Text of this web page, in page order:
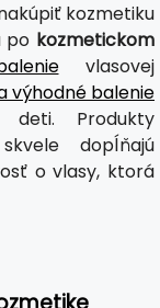
kozmetiku
po kozmetickom
vlasovej
výhodné balenie
Produkty
dopĺňajú
o vlasy, ktorá